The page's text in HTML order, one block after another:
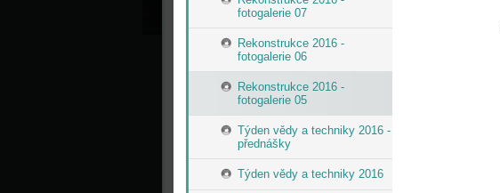
fotogalerie 07
Rekonstrukce 2016 -
fotogalerie 06
Rekonstrukce 2016 -
fotogalerie 05
Týden vědy a techniky 2016 -
přednášky
Týden vědy a techniky 2016